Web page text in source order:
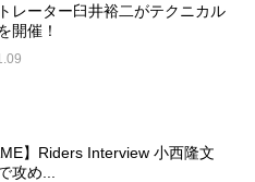
レーター臼井裕二がテクニカル
開催！
】Riders Interview 小西隆文
攻め...